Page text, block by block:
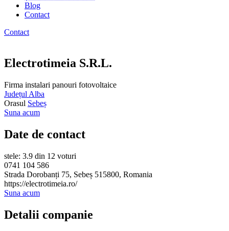
Blog
Contact
Contact
Electrotimeia S.R.L.
Firma instalari panouri fotovoltaice
Județul Alba
Orasul Sebeș
Suna acum
Date de contact
stele: 3.9 din 12 voturi
0741 104 586
Strada Dorobanți 75, Sebeș 515800, Romania
https://electrotimeia.ro/
Suna acum
Detalii companie